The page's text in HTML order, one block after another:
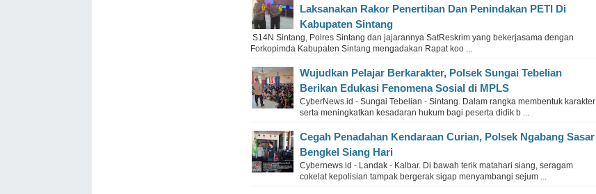
Laksanakan Rakor Penertiban Dan Penindakan PETI Di
Kabupaten Sintang
S14N Sintang, Polres Sintang dan jajarannya SatReskrim yang bekerjasama dengan
Forkopimda Kabupaten Sintang mengadakan Rapat koo ...
Wujudkan Pelajar Berkarakter, Polsek Sungai Tebelian
Berikan Edukasi Fenomena Sosial di MPLS
CyberNews.id - Sungai Tebelian - Sintang. Dalam rangka membentuk karakter
serta meningkatkan kesadaran hukum bagi peserta didik b ...
Cegah Penadahan Kendaraan Curian, Polsek Ngabang Sasar
Bengkel Siang Hari
Cybernews.id - Landak - Kalbar. Di bawah terik matahari siang, seragam
cokelat kepolisian tampak bergerak sigap menyambangi sejum ...